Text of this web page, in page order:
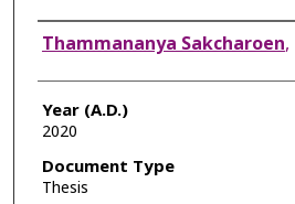
Author
Thammananya Sakcharoen,
Year (A.D.)
2020
Document Type
Thesis